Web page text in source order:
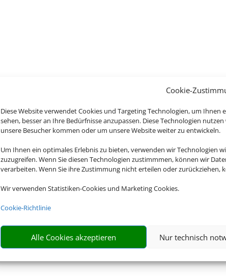
Cookie-
Diese Website verwendet Cookies und Targeting Technologien, um
sehen, besser an Ihre Bedürfnisse anzupassen. Diese Technologien
unsere Besucher kommen oder um unsere Website weiter zu entwickeln.
Um Ihnen ein optimales Erlebnis zu bieten, verwenden wir Technologien
zuzugreifen. Wenn Sie diesen Technologien zustimmmen, können wir
verarbeiten. Wenn Sie ihre Zustimmung nicht erteilen oder
Wir verwenden Statistiken-Cookies und Marketing Cookies.
Cookie-Richtlinie
Alle Cookies akzeptieren Nur technisch